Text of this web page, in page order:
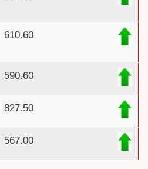
610.60
590.60
827.50
567.00